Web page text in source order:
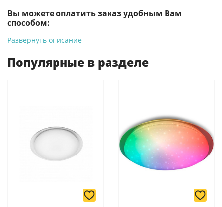
Вы можете оплатить заказ удобным Вам
способом:
-Банковской картой на сайте ProffЭлектро. Данный вид
Для юридических лиц: переводом на расчетный счет при
онлайн оплате заказа на сайте.
Подробнее о способах оплаты можно узнать здесь - "Оплата"
Развернуть описание
Популярные в разделе